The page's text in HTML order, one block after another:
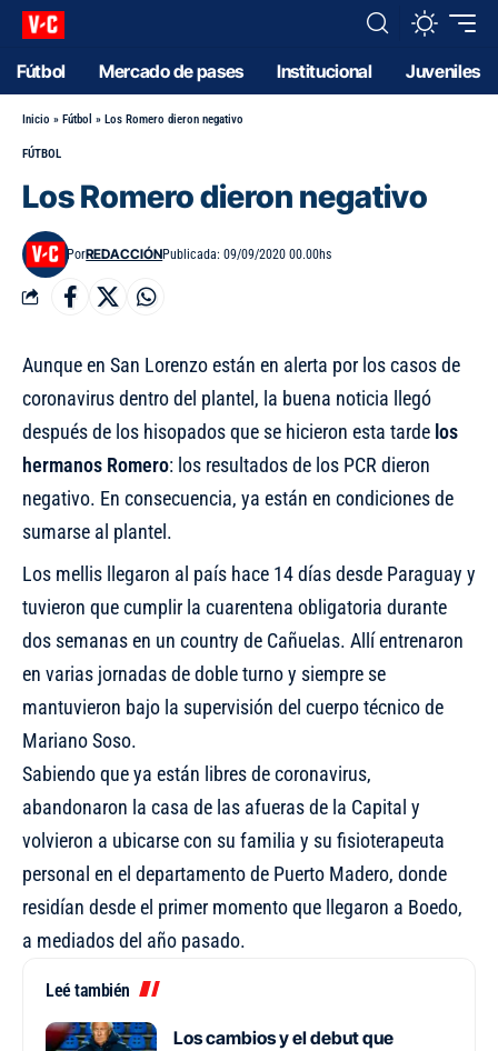
Fútbol Mercado de pases Institucional Juveniles
Inicio » Fútbol » Los Romero dieron negativo
FÚTBOL
Los Romero dieron negativo
PorREDACCIÓNPublicada: 09/09/2020 00.00hs
Aunque en San Lorenzo están en alerta por los casos de
coronavirus dentro del plantel, la buena noticia llegó
después de los hisopados que se hicieron esta tarde los
hermanos Romero: los resultados de los PCR dieron
negativo. En consecuencia, ya están en condiciones de
sumarse al plantel.
Los mellis llegaron al país hace 14 días desde Paraguay y
tuvieron que cumplir la cuarentena obligatoria durante
dos semanas en un country de Cañuelas. Allí entrenaron
en varias jornadas de doble turno y siempre se
mantuvieron bajo la supervisión del cuerpo técnico de
Mariano Soso.
Sabiendo que ya están libres de coronavirus,
abandonaron la casa de las afueras de la Capital y
volvieron a ubicarse con su familia y su fisioterapeuta
personal en el departamento de Puerto Madero, donde
residían desde el primer momento que llegaron a Boedo,
a mediados del año pasado.
Leé también
Los cambios y el debut que